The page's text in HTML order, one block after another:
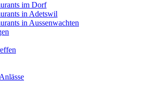
im Dorf
in Adetswil
in Aussenwachten